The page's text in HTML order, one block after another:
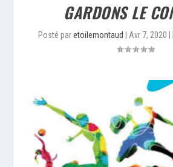
GARDONS LE
Posté paretoilemontaud Avr 7, 2020